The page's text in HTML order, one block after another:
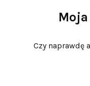
Czy naprawdę